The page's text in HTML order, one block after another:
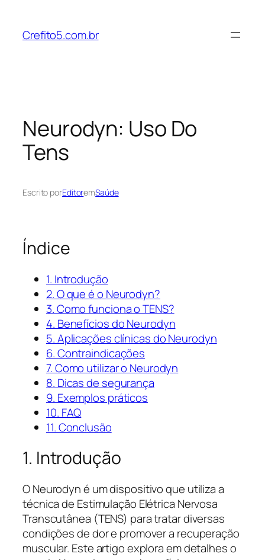
Crefito5.com.br
Neurodyn: Uso Do
Tens
Escrito porEditoremSaúde
Índice
1. Introdução
2. O que é o Neurodyn?
3. Como funciona o TENS?
4. Benefícios do Neurodyn
5. Aplicações clínicas do Neurodyn
6. Contraindicações
7. Como utilizar o Neurodyn
8. Dicas de segurança
9. Exemplos práticos
10. FAQ
11. Conclusão
1. Introdução
O Neurodyn é um dispositivo que utiliza a
técnica de Estimulação Elétrica Nervosa
Transcutânea (TENS) para tratar diversas
condições de dor e promover a recuperação
muscular. Este artigo explora em detalhes o